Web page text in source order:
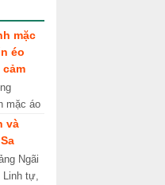
mặc
éo
mặc áo
và
Ngãi
tự,